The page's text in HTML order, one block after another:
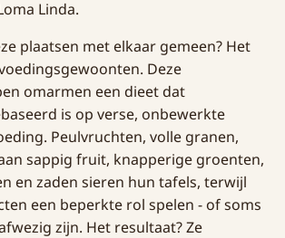
Linda.
plaatsen met elkaar gemeen? Het
Deze
omarmen een dieet dat
is op verse, onbewerkte
Peulvruchten, volle granen,
sappig fruit, knapperige groenten,
en zaden sieren hun tafels, terwijl
een beperkte rol spelen - of soms
zijn. Het resultaat? Ze